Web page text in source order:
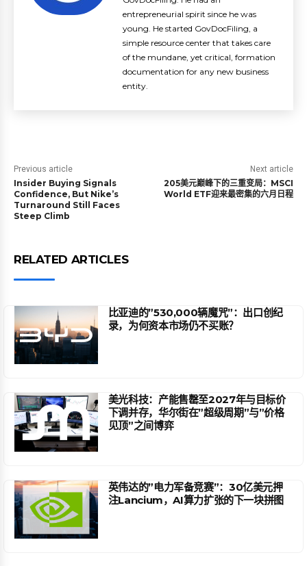
entrepreneurial spirit since he was
young. He started GovDocFiling, a
simple resource center that takes care
of the mundane, yet critical, formation
documentation for any new business
entity.
Previous article
Insider Buying Signals
Confidence, But Nike’s
Turnaround Still Faces
Steep Climb
Next article
205美元巅峰下的三重变局：MSCI
World ETF迎来最密集的六月日程
RELATED ARTICLES
比亚迪的”530,000辆魔咒”：出口创纪
录，为何资本市场仍不买账？
美光科技：产能售罄至2027年与目标价
下调并存，华尔街在”超级周期”与”价格
见顶”之间博弈
英伟达的”电力军备竞赛”：30亿美元押
注Lancium，AI算力扩张的下一块拼图